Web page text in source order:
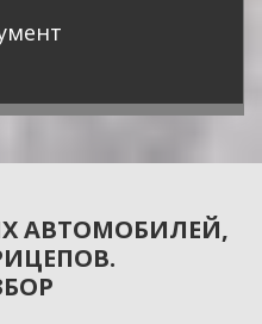
АВТОМОБИЛЕЙ,